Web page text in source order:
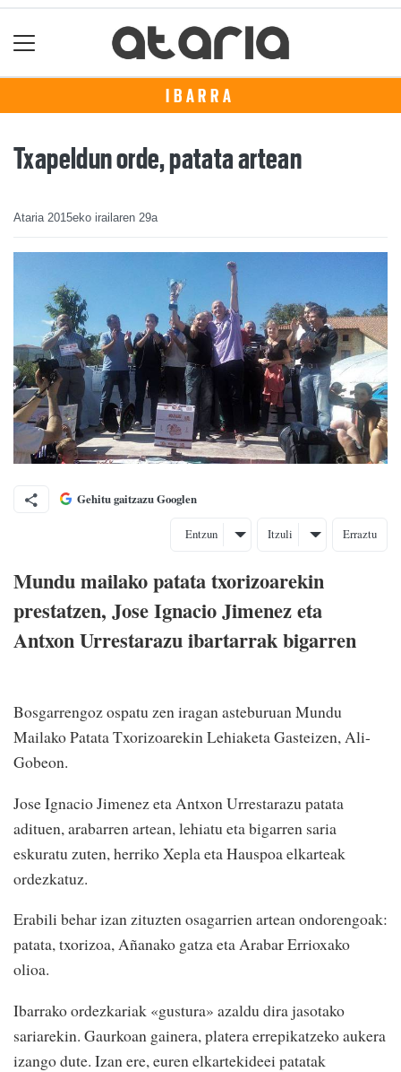
IBARRA
Txapeldun orde, patata artean
Ataria 2015eko irailaren 29a
Gehitu gaitzazu Googlen
Entzun Itzuli Erraztu
Mundu mailako patata txorizoarekin
prestatzen, Jose Ignacio Jimenez eta
Antxon Urrestarazu ibartarrak bigarren
Bosgarrengoz ospatu zen iragan asteburuan Mundu
Mailako Patata Txorizoarekin Lehiaketa Gasteizen, Ali-
Gobeon.
Jose Ignacio Jimenez eta Antxon Urrestarazu patata
adituen, arabarren artean, lehiatu eta bigarren saria
eskuratu zuten, herriko Xepla eta Hauspoa elkarteak
ordezkatuz.
Erabili behar izan zituzten osagarrien artean ondorengoak:
patata, txorizoa, Añanako gatza eta Arabar Errioxako
olioa.
Ibarrako ordezkariak «gustura» azaldu dira jasotako
sariarekin. Gaurkoan gainera, platera errepikatzeko aukera
izango dute. Izan ere, euren elkartekideei patatak